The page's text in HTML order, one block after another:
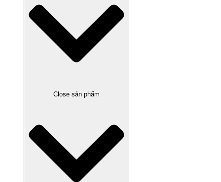
Close sản phẩm